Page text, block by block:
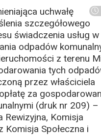
uchwałę
szczegółowego
świadczenia usług w
odpadów
z terenu
tych
przez właściciela
za
(druk nr 209) –
Rewizyjna, Komisja
Komisja Społeczna i